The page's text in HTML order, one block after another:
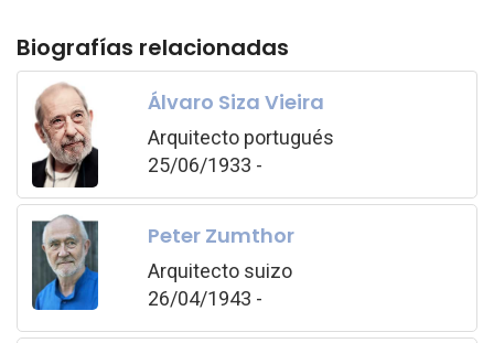
Biografías relacionadas
Álvaro Siza Vieira
Arquitecto portugués
25/06/1933 -
Peter Zumthor
Arquitecto suizo
26/04/1943 -